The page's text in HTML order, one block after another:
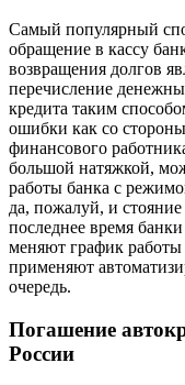
Самый популярный
обращение в кассу
возвращения долгов
перечисление
кредита таким
ошибки как со
финансового
большой натяжкой,
работы банка с
да, пожалуй, и
последнее время
меняют график
применяют
очередь.
Погашение
России